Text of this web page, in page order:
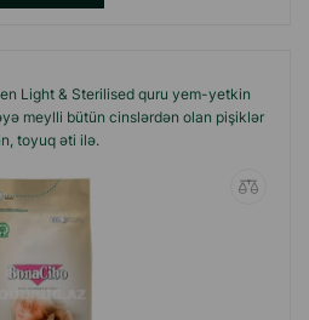
Light & Sterilised quru yem-yetkin
meylli bütün cinslərdən olan pişiklər
toyuq əti ilə.